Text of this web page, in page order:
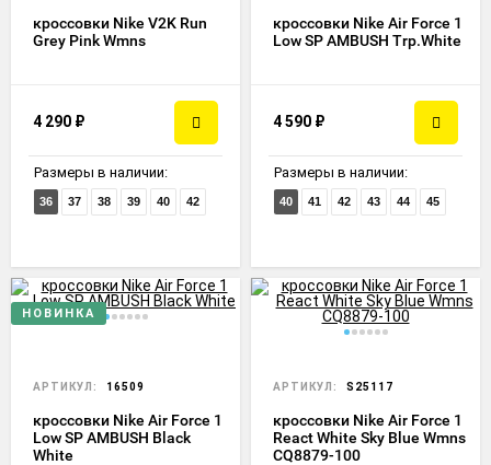
кроссовки Nike V2K Run
Grey Pink Wmns
4 290 ₽
Размеры в наличии:
36 37 38 39 40 42
кроссовки Nike Air Force 1
Low SP AMBUSH Trp.White
4 590 ₽
Размеры в наличии:
40 41 42 43 44 45
НОВИНКА
АРТИКУЛ: 16509
кроссовки Nike Air Force 1
Low SP AMBUSH Black
White
АРТИКУЛ: S25117
кроссовки Nike Air Force 1
React White Sky Blue Wmns
CQ8879-100